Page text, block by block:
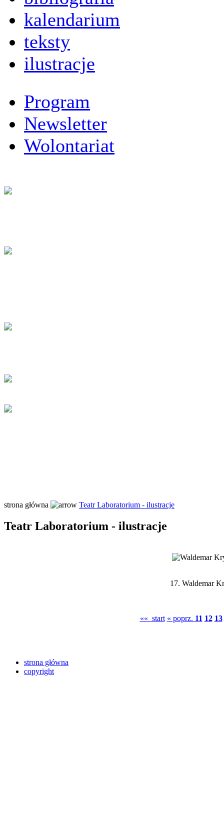
kalendarium
teksty
ilustracje
Program
Newsletter
Wolontariat
strona główna Teatr Laboratorium - ilustracje
Teatr Laboratorium - ilustracje
17. Waldemar
«« start « poprz. 11 12 13
strona główna
copyright